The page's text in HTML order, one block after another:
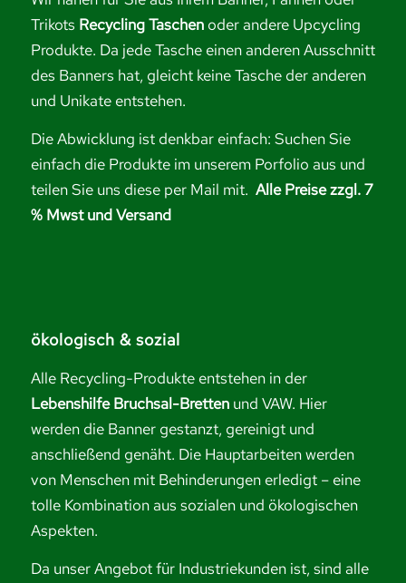
Trikots Recycling Taschenoder andere Upcycling
Produkte. Da jede Tasche einen anderen Ausschnitt
des Banners hat, gleicht keine Tasche der anderen
und Unikate entstehen.
Die Abwicklung ist denkbar einfach: Suchen Sie
einfach die Produkte im unserem Porfolio aus und
teilen Sie uns diese per Mail mit. Alle Preise zzgl. 7
% Mwst und Versand
ökologisch & sozial
Alle Recycling-Produkte entstehen in der
Lebenshilfe Bruchsal-Bretten und VAW. Hier
werden die Banner gestanzt, gereinigt und
anschließend genäht. Die Hauptarbeiten werden
von Menschen mit Behinderungen erledigt – eine
tolle Kombination aus sozialen und ökologischen
Aspekten.
Da unser Angebot für Industriekunden ist, sind alle